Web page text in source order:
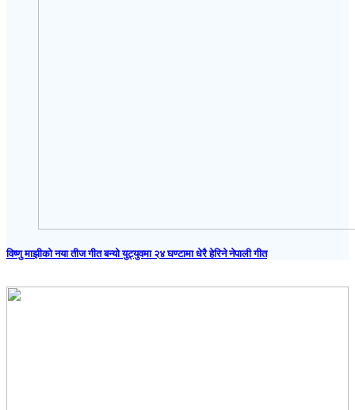
विष्णु माझीको नया तीज गीत बन्यो युट्युवमा २४ घण्टामा धेरै हेरिने नेपाली गीत